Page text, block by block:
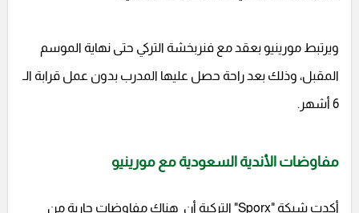
ويرتبط مورينيو بعقد مع فنربخشة التركي حتى نهاية الموسم
المقبل، وذلك بعد راحة حصل عليها المدرب بدون عمل قرابة الـ
6 أشهر.
مفاوضات الأندية السعودية مع مورينيو
أكدت شبكة "Sporx" التركية أن هناك مفاوضات جارية من